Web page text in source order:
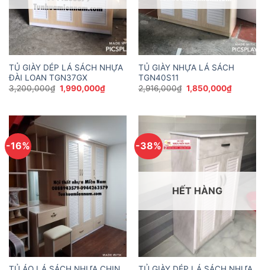
TỦ GIÀY DÉP LÁ SÁCH NHỰA
ĐÀI LOAN TGN37GX
3,200,000₫ Giá
gốc
1,990,000₫Giá
hiện
1,990,000₫.
TỦ GIÀY NHỰA LÁ SÁCH
TGN40S11
2,916,000₫ Giá
gốc
1,850,000₫Giá
hiện
-16% -38%
HẾT HÀNG